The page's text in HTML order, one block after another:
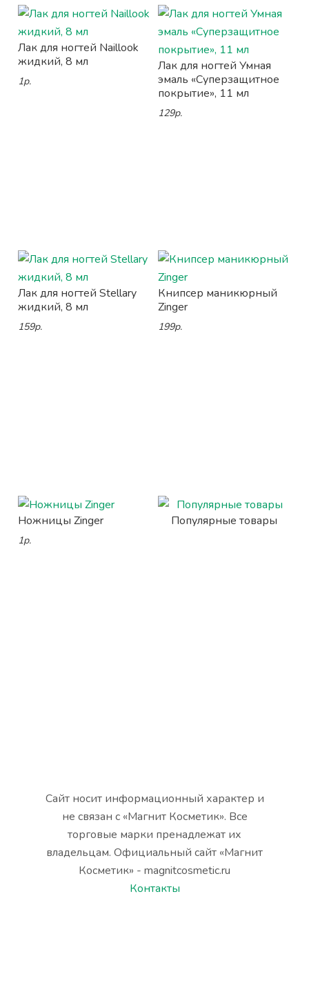
Лак для ногтей Naillook
жидкий, 8 мл
1р.
Лак для ногтей Умная
эмаль «Суперзащитное
покрытие», 11 мл
129р.
Лак для ногтей Stellary
жидкий, 8 мл
159р.
Книпсер маникюрный
Zinger
199р.
Ножницы Zinger
1р.
Популярные товары
Сайт носит информационный характер и
не связан с «Магнит Косметик». Все
торговые марки пренадлежат их
владельцам. Официальный сайт «Магнит
Косметик» - magnitcosmetic.ru
Контакты